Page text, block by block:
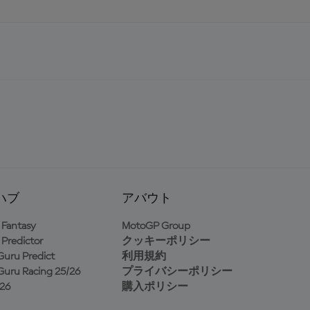
ブ
Predictor
Predict
Racing 25/26
アバウト
MotoGP Group
クッキーポリシー
利用規約
プライバシーポリシー
購入ポリシー